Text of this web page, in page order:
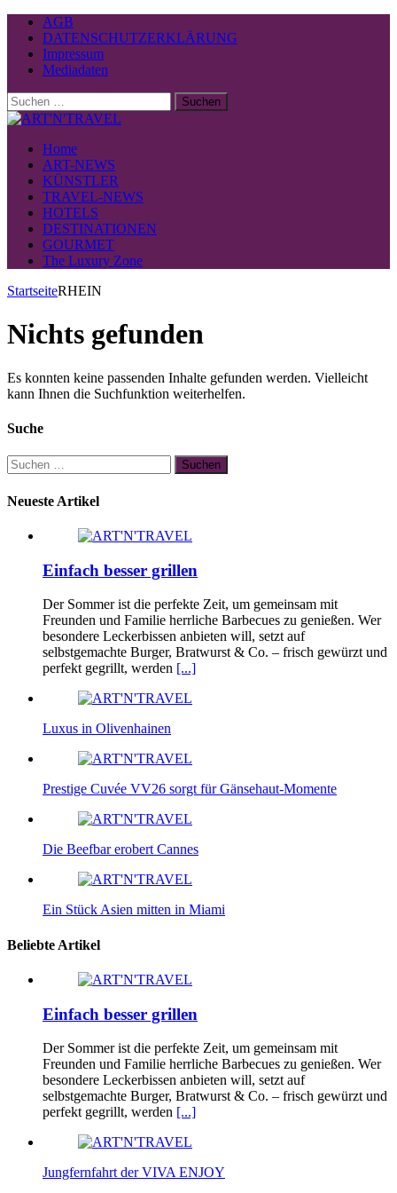
AGB
DATENSCHUTZERKLÄRUNG
Impressum
Mediadaten
Suchen
nach:
Home
ART-NEWS
KÜNSTLER
TRAVEL-NEWS
HOTELS
DESTINATIONEN
GOURMET
The Luxury Zone
StartseiteRHEIN
Nichts gefunden
Es konnten keine passenden Inhalte gefunden werden. Vielleicht
kann Ihnen die Suchfunktion weiterhelfen.
Suche
Suchen
nach:
Neueste Artikel
Einfach besser grillen
Der Sommer ist die perfekte Zeit, um gemeinsam mit
Freunden und Familie herrliche Barbecues zu genießen. Wer
besondere Leckerbissen anbieten will, setzt auf
selbstgemachte Burger, Bratwurst & Co. – frisch gewürzt und
perfekt gegrillt, werden [...]
Luxus in Olivenhainen
Prestige Cuvée VV26 sorgt für Gänsehaut-Momente
Die Beefbar erobert Cannes
Ein Stück Asien mitten in Miami
Beliebte Artikel
Einfach besser grillen
Der Sommer ist die perfekte Zeit, um gemeinsam mit
Freunden und Familie herrliche Barbecues zu genießen. Wer
besondere Leckerbissen anbieten will, setzt auf
selbstgemachte Burger, Bratwurst & Co. – frisch gewürzt und
perfekt gegrillt, werden [...]
Jungfernfahrt der VIVA ENJOY